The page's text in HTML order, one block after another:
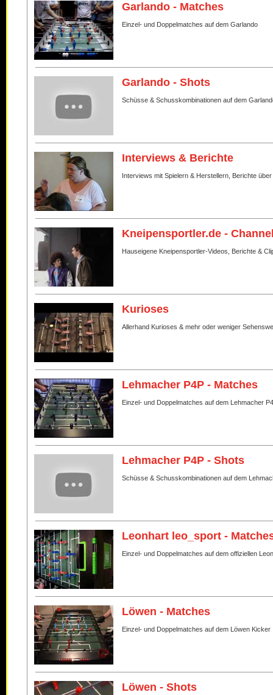
Garlando - Matches
Einzel- und Doppelmatches auf dem Garlando
Garlando - Shots
Schüsse & Schusskombinationen auf dem
Interviews & Berichte
Interviews mit Spielern & Herstellern, Berichte
Kneipensportler.de -
Hauseigene Kneipensportler-Videos, Berichte &
Kurioses
Allerhand Kurioses & mehr oder weniger
Lehmacher P4P - Matches
Einzel- und Doppelmatches auf dem Lehmacher
Lehmacher P4P - Shots
Schüsse & Schusskombinationen auf dem
Leonhart leo_sport -
Einzel- und Doppelmatches auf dem offiziellen
Löwen - Matches
Einzel- und Doppelmatches auf dem Löwen Kicker
Löwen - Shots